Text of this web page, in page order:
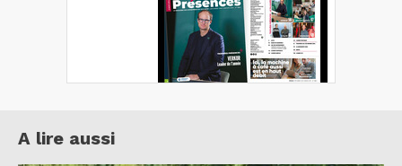
A lire aussi